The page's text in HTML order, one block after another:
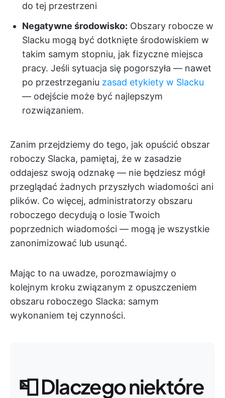
do tej przestrzeni
Negatywne środowisko: Obszary robocze w
Slacku mogą być dotknięte środowiskiem w
takim samym stopniu, jak fizyczne miejsca
pracy. Jeśli sytuacja się pogorszyła — nawet
po przestrzeganiu zasad etykiety w Slacku
— odejście może być najlepszym
rozwiązaniem.
Zanim przejdziemy do tego, jak opuścić obszar
roboczy Slacka, pamiętaj, że w zasadzie
oddajesz swoją odznakę — nie będziesz mógł
przeglądać żadnych przyszłych wiadomości ani
plików. Co więcej, administratorzy obszaru
roboczego decydują o losie Twoich
poprzednich wiadomości — mogą je wszystkie
zanonimizować lub usunąć.
Mając to na uwadze, porozmawiajmy o
kolejnym kroku związanym z opuszczeniem
obszaru roboczego Slacka: samym
wykonaniem tej czynności.
📮Dlaczego niektóre